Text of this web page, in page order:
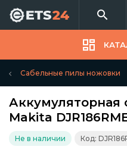
Сабельные пилы ножовки
Аккумуляторная
Makita
Не в наличии Код: